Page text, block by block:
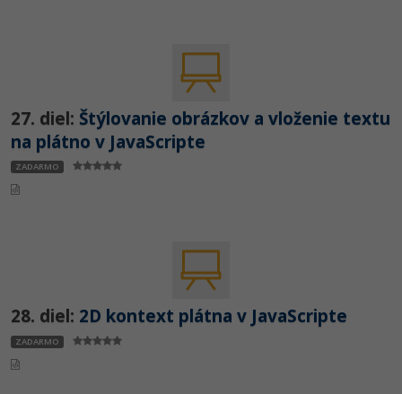
27. diel: Štýlovanie obrázkov a vloženie textu
na plátno v JavaScripte
ZADARMO
28. diel: 2D kontext plátna v JavaScripte
ZADARMO